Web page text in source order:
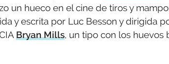
un hueco en el cine de tiros y
y escrita por Luc Besson y dirigida
Bryan Mills, un tipo con los huevos